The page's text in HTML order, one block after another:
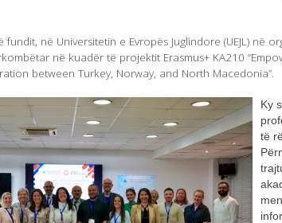
fundit, në Universitetin e Evropës Juglindore (UEJL) në
në kuadër të projektit Erasmus+ KA210
between Turkey, Norway, and North Macedonia”.
Ky
të